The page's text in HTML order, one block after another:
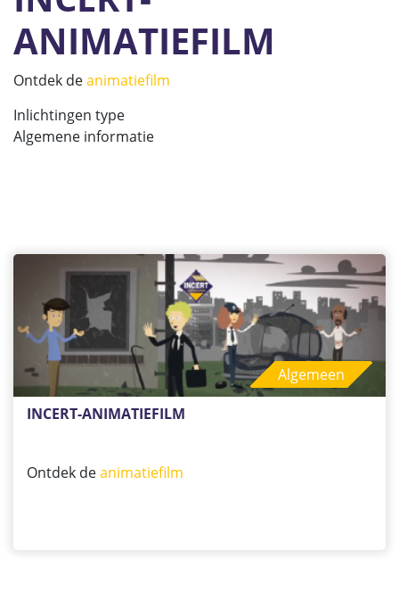
ANIMATIEFILM
Ontdek deanimatiefilm
Inlichtingen type
Algemene informatie
INCERT-ANIMATIEFILM
Ontdek deanimatiefilm
Algemeen